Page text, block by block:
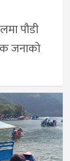
पौडी
जनाको